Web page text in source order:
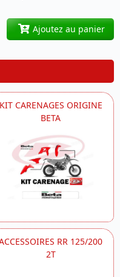
Ajoutez au panier
KIT CARENAGES ORIGINE
BETA
RR 125/200
2T